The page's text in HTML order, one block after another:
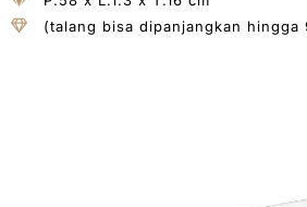
(talang bisa dipanjangkan hingga